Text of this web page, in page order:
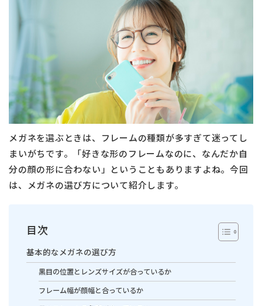
メガネを選ぶときは、フレームの種類が多すぎて迷ってし
まいがちです。「好きな形のフレームなのに、なんだか自
分の顔の形に合わない」ということもありますよね。今回
は、メガネの選び方について紹介します。
目次
基本的なメガネの選び方
黒目の位置とレンズサイズが合っているか
フレーム幅が顔幅と合っているか